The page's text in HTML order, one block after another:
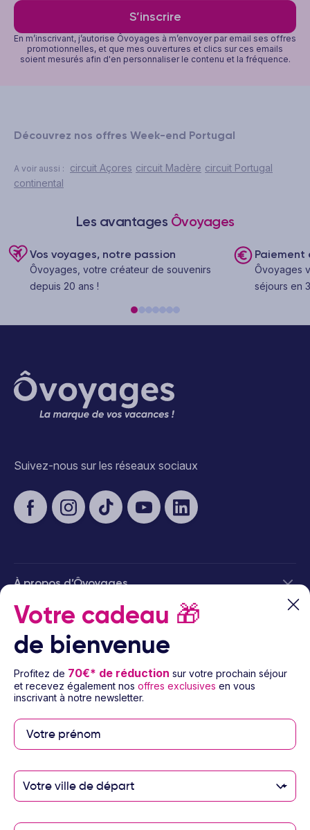
S’inscrire
En m’inscrivant, j’autorise Ôvoyages à m’envoyer par email ses offres
promotionnelles, et que mes ouvertures et clics sur ces emails
soient mesurés afin d'en personnaliser le contenu et la fréquence.
Découvrez nos offres Week-end Portugal
A voir aussi : circuit Açores circuit Madère circuit Portugal
continental
Les avantages Ôvoyages
Vos voyages, notre passion
Ôvoyages, votre créateur de souvenirs
depuis 20 ans !
Paiement
Ôvoyages
séjours en
Suivez-nous sur les réseaux sociaux
À propos d’Ôvoyages
Besoin d’aide
© 2026 Ôvoyages
Paiement sécurisé
fois par carte
Votre cadeau 🎁
de bienvenue
Profitez de 70€* de réduction sur votre prochain séjour
et recevez également nos offres exclusives en vous
inscrivant à notre newsletter.
Votre ville de départ